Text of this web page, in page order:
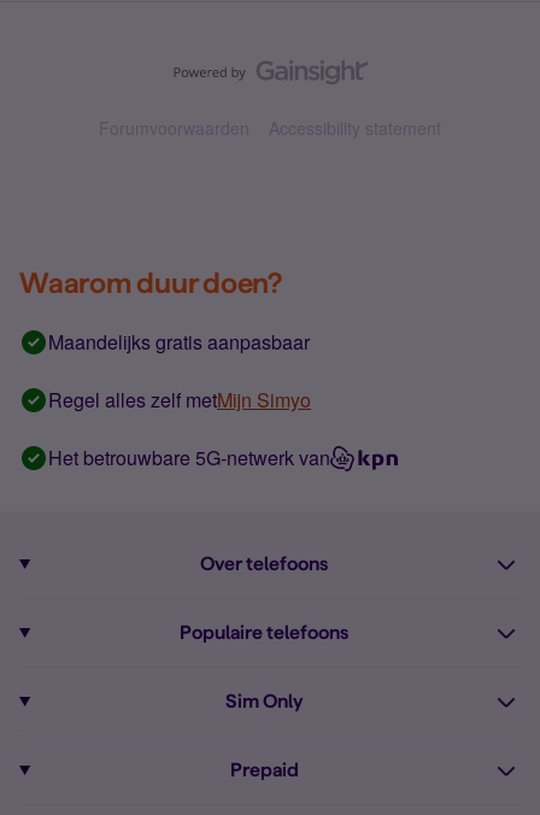
Forumvoorwaarden Accessibility statement
Waarom duur doen?
Maandelijks gratis aanpasbaar
Regel alles zelf metMijn Simyo
Het betrouwbare 5G-netwerk van
Over telefoons
Alle telefoons
Populaire telefoons
iPhone 16
Sim Only
Prepaid